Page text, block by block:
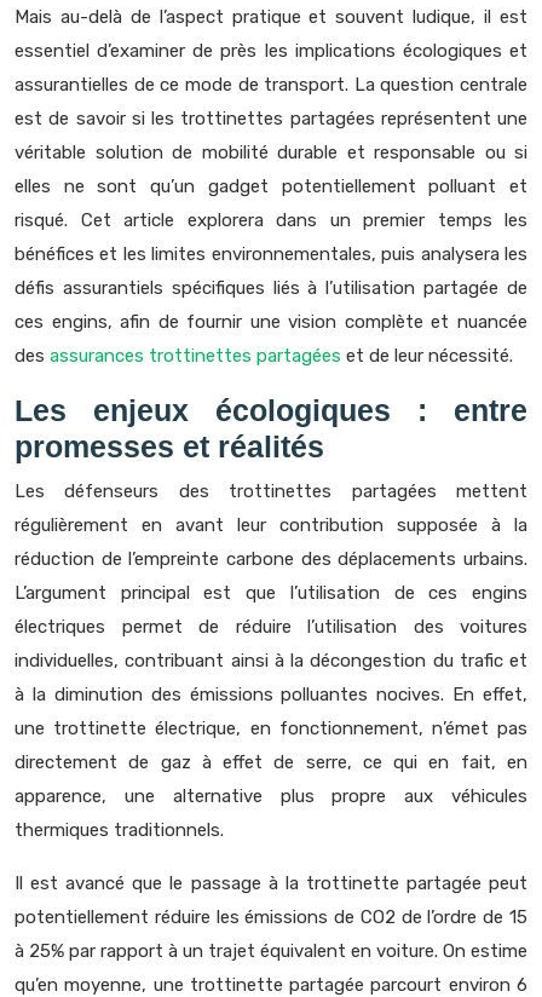
Mais au-delà de l’aspect pratique et souvent ludique, il est
essentiel d’examiner de près les implications écologiques et
assurantielles de ce mode de transport. La question centrale
est de savoir si les trottinettes partagées représentent une
véritable solution de mobilité durable et responsable ou si
elles ne sont qu’un gadget potentiellement polluant et
risqué. Cet article explorera dans un premier temps les
bénéfices et les limites environnementales, puis analysera les
défis assurantiels spécifiques liés à l’utilisation partagée de
ces engins, afin de fournir une vision complète et nuancée
des assurances trottinettes partagées et de leur nécessité.
Les enjeux écologiques : entre
promesses et réalités
Les défenseurs des trottinettes partagées mettent
régulièrement en avant leur contribution supposée à la
réduction de l’empreinte carbone des déplacements urbains.
L’argument principal est que l’utilisation de ces engins
électriques permet de réduire l’utilisation des voitures
individuelles, contribuant ainsi à la décongestion du trafic et
à la diminution des émissions polluantes nocives. En effet,
une trottinette électrique, en fonctionnement, n’émet pas
directement de gaz à effet de serre, ce qui en fait, en
apparence, une alternative plus propre aux véhicules
thermiques traditionnels.
Il est avancé que le passage à la trottinette partagée peut
potentiellement réduire les émissions de CO2 de l’ordre de 15
à 25% par rapport à un trajet équivalent en voiture. On estime
qu’en moyenne, une trottinette partagée parcourt environ 6